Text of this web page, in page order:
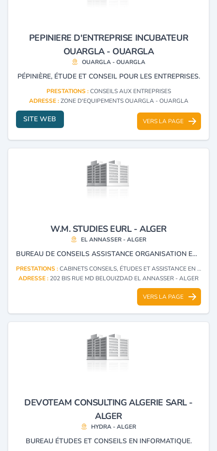
PEPINIERE D'ENTREPRISE INCUBATEUR
OUARGLA - OUARGLA
OUARGLA - OUARGLA
PÉPINIÈRE, ÉTUDE ET CONSEIL POUR LES ENTREPRISES.
PRESTATIONS :CONSEILS AUX ENTREPRISES
ADRESSE :ZONE D'EQUIPEMENTS OUARGLA - OUARGLA
SITE WEB VERS LA PAGE
W.M. STUDIES EURL - ALGER
EL ANNASSER - ALGER
BUREAU DE CONSEILS ASSISTANCE ORGANISATION ET COMMUNICATION SERVICE ADMINISTRATIVE
PRESTATIONS :CABINETS CONSEILS, ÉTUDES ET ASSISTANCE EN INVESTISSEMENT
ADRESSE : 202 BIS RUE MD BELOUIZDAD EL ANNASSER - ALGER
VERS LA PAGE
DEVOTEAM CONSULTING ALGERIE SARL -
ALGER
HYDRA - ALGER
BUREAU ÉTUDES ET CONSEILS EN INFORMATIQUE.